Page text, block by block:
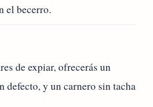
el becerro.
de expiar, ofrecerás un
defecto, y un carnero sin tacha